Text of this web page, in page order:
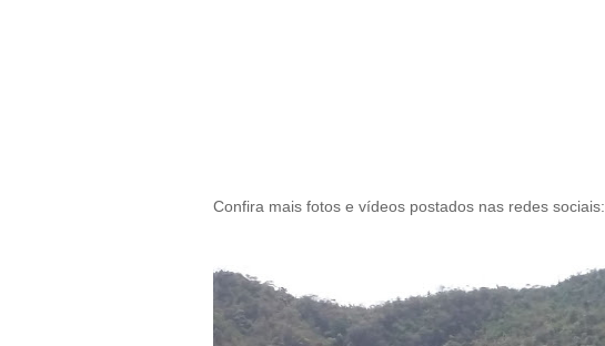
Confira mais fotos e vídeos postados nas redes sociais: